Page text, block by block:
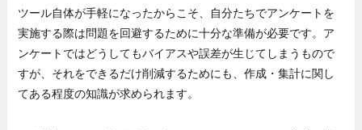
ツール自体が手軽になったからこそ、自分たちでアンケートを
実施する際は問題を回避するために十分な準備が必要です。ア
ンケートではどうしてもバイアスや誤差が生じてしまうもので
すが、それをできるだけ削減するためにも、作成・集計に関し
てある程度の知識が求められます。